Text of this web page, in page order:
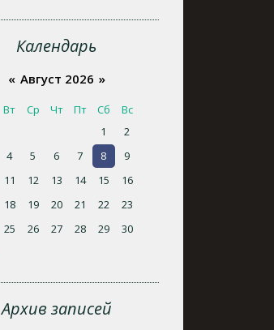
Календарь
« Август 2026 »
Вт Ср Чт Пт Сб
Вс
1
2
4 5 6 7 8
9
11 12 13 14 15
16
18 19 20 21 22
23
25 26 27 28 29
30
Архив записей